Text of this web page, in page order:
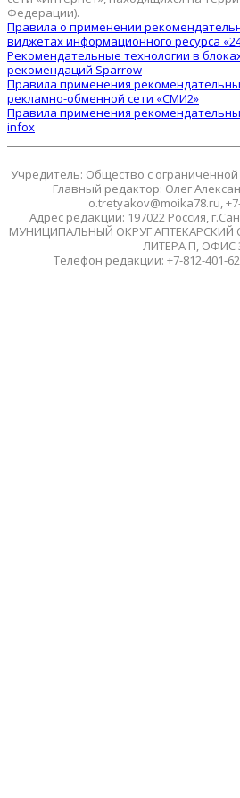
Федерации).
Правила о применении
виджетах информационного ресурса
Рекомендательные технологии в
рекомендаций Sparrow
Правила применения
рекламно-обменной сети «СМИ2»
Правила применения
infox
Учредитель: Общество с
Главный редактор: Олег
o.tretyakov@moika78.ru,
Адрес редакции: 197022 Россия,
МУНИЦИПАЛЬНЫЙ ОКРУГ АПТЕКАРСКИЙ
ЛИТЕРА П, ОФИС
Телефон редакции: +7-812-401-